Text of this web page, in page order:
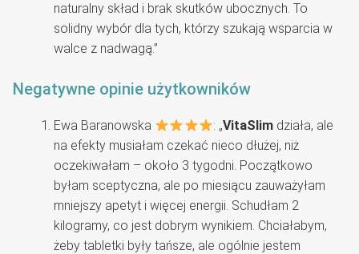
naturalny skład i brak skutków ubocznych. To
solidny wybór dla tych, którzy szukają wsparcia w
walce z nadwagą.”
Negatywne opinie użytkowników
Ewa Baranowska : „VitaSlimdziała, ale
na efekty musiałam czekać nieco dłużej, niż
oczekiwałam – około 3 tygodni. Początkowo
byłam sceptyczna, ale po miesiącu zauważyłam
mniejszy apetyt i więcej energii. Schudłam 2
kilogramy, co jest dobrym wynikiem. Chciałabym,
żeby tabletki były tańsze, ale ogólnie jestem